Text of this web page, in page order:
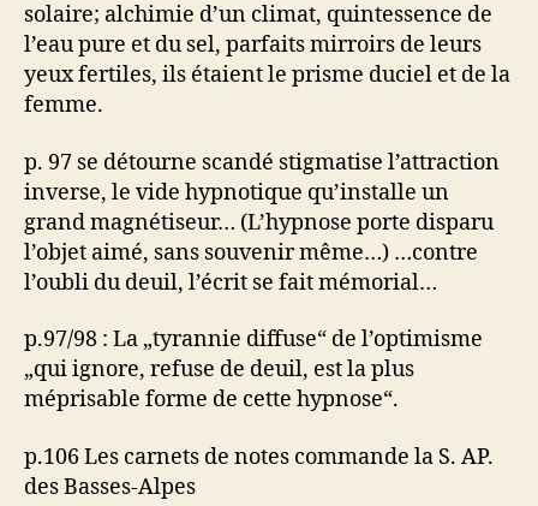
solaire; alchimie d’un climat, quintessence de
l’eau pure et du sel, parfaits mirroirs de leurs
yeux fertiles, ils étaient le prisme duciel et de la
femme.
p. 97 se détourne scandé stigmatise l’attraction
inverse, le vide hypnotique qu’installe un
grand magnétiseur… (L’hypnose porte disparu
l’objet aimé, sans souvenir même…) …contre
l’oubli du deuil, l’écrit se fait mémorial…
p.97/98 : La „tyrannie diffuse“ de l’optimisme
„qui ignore, refuse de deuil, est la plus
méprisable forme de cette hypnose“.
p.106 Les carnets de notes commande la S. AP.
des Basses-Alpes